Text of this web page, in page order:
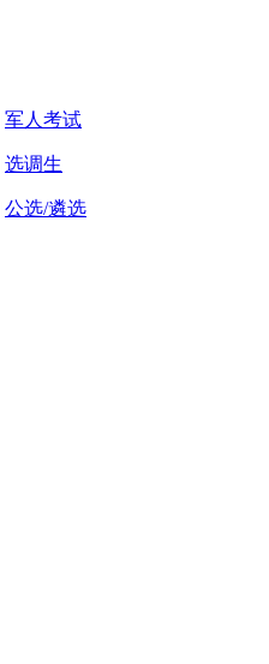
军人考试
选调生
公选/遴选